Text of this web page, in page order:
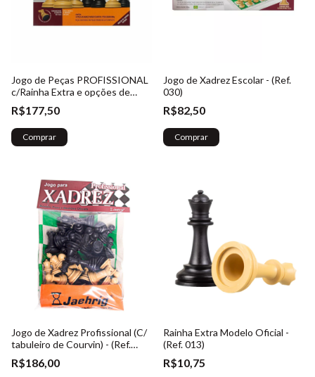
Jogo de Peças PROFISSIONAL
c/Rainha Extra e opções de
Cores - (Ref. 002)
R$177,50
Comprar
Jogo de Xadrez Escolar - (Ref.
030)
R$82,50
Comprar
Jogo de Xadrez Profissional (C/
tabuleiro de Courvin) - (Ref.
005)
R$186,00
Rainha Extra Modelo Oficial -
(Ref. 013)
R$10,75